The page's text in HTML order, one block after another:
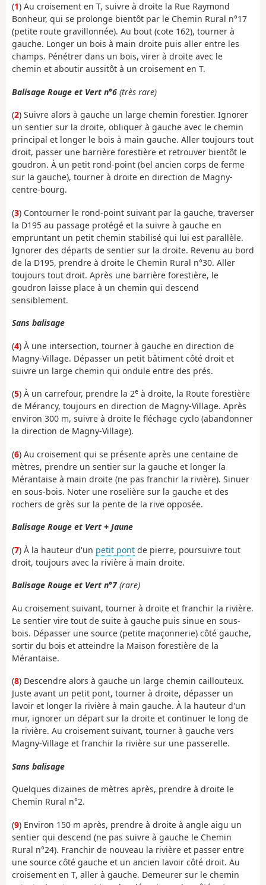
(1) Au croisement en T, suivre à droite la Rue Raymond
Bonheur, qui se prolonge bientôt par le Chemin Rural n°17
(petite route gravillonnée). Au bout (cote 162), tourner à
gauche. Longer un bois à main droite puis aller entre les
champs. Pénétrer dans un bois, virer à droite avec le
chemin et aboutir aussitôt à un croisement en T.
Balisage Rouge et Vert n°6 (très rare)
(2) Suivre alors à gauche un large chemin forestier. Ignorer
un sentier sur la droite, obliquer à gauche avec le chemin
principal et longer le bois à main gauche. Aller toujours tout
droit, passer une barrière forestière et retrouver bientôt le
goudron. À un petit rond-point (bel ancien corps de ferme
sur la gauche), tourner à droite en direction de Magny-
centre-bourg.
(3) Contourner le rond-point suivant par la gauche, traverser
la D195 au passage protégé et la suivre à gauche en
empruntant un petit chemin stabilisé qui lui est parallèle.
Ignorer des départs de sentier sur la droite. Revenu au bord
de la D195, prendre à droite le Chemin Rural n°30. Aller
toujours tout droit. Après une barrière forestière, le
goudron laisse place à un chemin qui descend
sensiblement.
Sans balisage
(4) À une intersection, tourner à gauche en direction de
Magny-Village. Dépasser un petit bâtiment côté droit et
suivre un large chemin qui ondule entre des prés.
(5) À un carrefour, prendre la 2e à droite, la Route forestière
de Mérancy, toujours en direction de Magny-Village. Après
environ 300 m, suivre à droite le fléchage cyclo (abandonner
la direction de Magny-Village).
(6) Au croisement qui se présente après une centaine de
mètres, prendre un sentier sur la gauche et longer la
Mérantaise à main droite (ne pas franchir la rivière). Sinuer
en sous-bois. Noter une roselière sur la gauche et des
rochers de grès sur la pente de la rive opposée.
Balisage Rouge et Vert + Jaune
(7) À la hauteur d'un petit pont de pierre, poursuivre tout
droit, toujours avec la rivière à main droite.
Balisage Rouge et Vert n°7(rare)
Au croisement suivant, tourner à droite et franchir la rivière.
Le sentier vire tout de suite à gauche puis sinue en sous-
bois. Dépasser une source (petite maçonnerie) côté gauche,
sortir du bois et atteindre la Maison forestière de la
Mérantaise.
(8) Descendre alors à gauche un large chemin caillouteux.
Juste avant un petit pont, tourner à droite, dépasser un
lavoir et longer la rivière à main gauche. À la hauteur d'un
mur, ignorer un départ sur la droite et continuer le long de
la rivière. Au croisement suivant, tourner à gauche vers
Magny-Village et franchir la rivière sur une passerelle.
Sans balisage
Quelques dizaines de mètres après, prendre à droite le
Chemin Rural n°2.
(9) Environ 150 m après, prendre à droite à angle aigu un
sentier qui descend (ne pas suivre à gauche le Chemin
Rural n°24). Franchir de nouveau la rivière et passer entre
une source côté gauche et un ancien lavoir côté droit. Au
croisement en T, aller à gauche. Demeurer sur le chemin